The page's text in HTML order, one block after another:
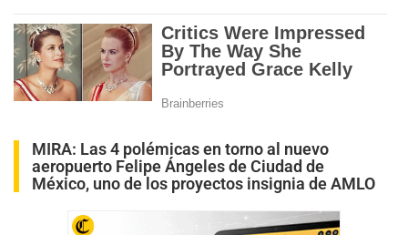
MIRA: Las 4 polémicas en torno al nuevo
aeropuerto Felipe Ángeles de Ciudad de
México, uno de los proyectos insignia de AMLO